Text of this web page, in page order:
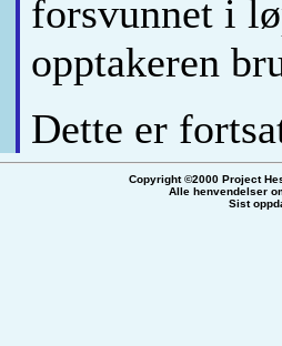
forsvunnet i
opptakeren
Dette er
Copyright ©2000 Project
Alle henvendelser
Sist